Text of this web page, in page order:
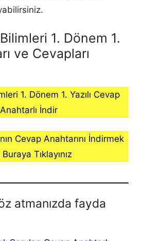
Bilimleri 1. Dönem 1.
ve Cevapları
1. Dönem 1. Yazılı Cevap
Anahtarlı İndir
Cevap Anahtarını İndirmek
Tıklayınız
atmanızda fayda